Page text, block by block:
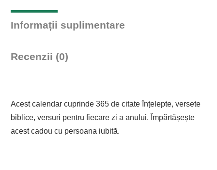
Informații suplimentare
Recenzii (0)
Acest calendar cuprinde 365 de citate înțelepte, versete
biblice, versuri pentru fiecare zi a anului. Împărtășește
acest cadou cu persoana iubită.